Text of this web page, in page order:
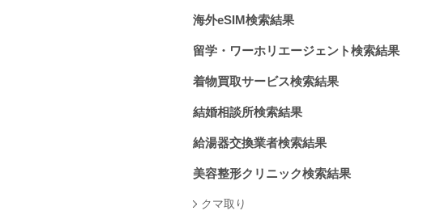
海外eSIM検索結果
留学・ワーホリエージェント検索結果
着物買取サービス検索結果
結婚相談所検索結果
給湯器交換業者検索結果
美容整形クリニック検索結果
クマ取り